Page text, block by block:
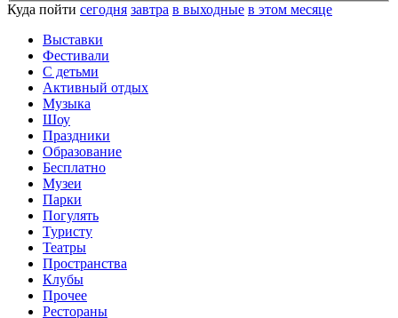
Куда пойти сегодня завтра в выходные в этом месяце
Выставки
Фестивали
С детьми
Активный отдых
Музыка
Шоу
Праздники
Образование
Бесплатно
Музеи
Парки
Погулять
Туристу
Театры
Пространства
Клубы
Прочее
Рестораны